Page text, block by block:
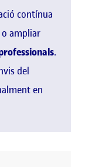
contínua
ampliar
.
del
en